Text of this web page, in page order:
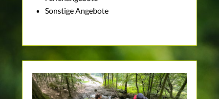
Sonstige Angebote